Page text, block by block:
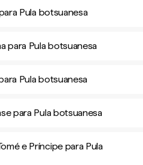
Pula botsuanesa
para Pula botsuanesa
Pula botsuanesa
para Pula botsuanesa
e Príncipe para Pula